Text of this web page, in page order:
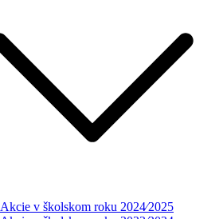
Akcie v školskom roku 2024⁄2025